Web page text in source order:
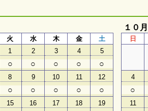
火 水 木 金
土
1
○
2
○
3
○
4
○
5
○
8
○
9
○
10
○
11
○
12
○
15 16 17 18 19
１０月
日
4
○
11